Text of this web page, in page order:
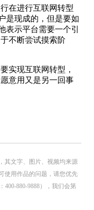
在进行互联网转型
是现成的，但是要如
表示平台需要一个引
不断尝试摸索阶
现互联网转型，
意用又是另一回事
其文字、图片、视频均来源
使用作品的问题，请您优先
400-880-9888），我们会第